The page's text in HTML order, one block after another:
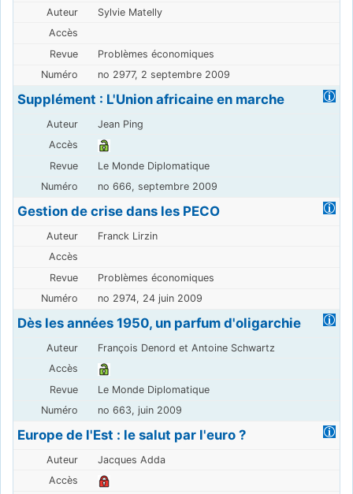
Sylvie Matelly
Problèmes économiques
no 2977, 2 septembre 2009
Supplément : L'Union africaine en marche
Jean Ping
Le Monde Diplomatique
no 666, septembre 2009
Gestion de crise dans les PECO
Franck Lirzin
Problèmes économiques
no 2974, 24 juin 2009
Dès les années 1950, un parfum d'oligarchie
François Denord et Antoine Schwartz
Le Monde Diplomatique
no 663, juin 2009
Europe de l'Est : le salut par l'euro ?
Jacques Adda